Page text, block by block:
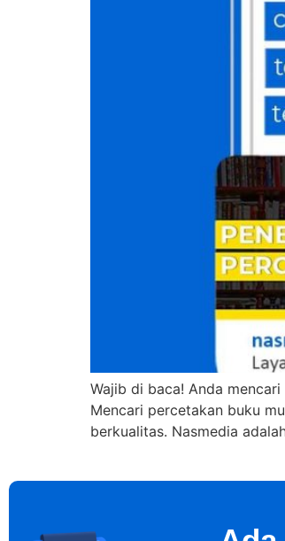
Wajib di baca! Anda
Mencari percetakan buku
berkualitas. Nasmedia